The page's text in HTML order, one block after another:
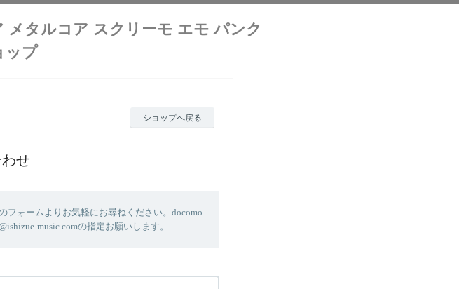
メタルコア スクリーモ エモ パンク
ップ
ショップへ戻る
せ
フォームよりお気軽にお尋ねください。docomo
music.comの指定お願いします。